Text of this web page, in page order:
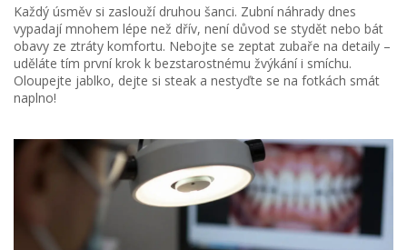
Každý úsměv si zaslouží druhou šanci. Zubní náhrady dnes
vypadají mnohem lépe než dřív, není důvod se stydět nebo bát
obavy ze ztráty komfortu. Nebojte se zeptat zubaře na detaily –
uděláte tím první krok k bezstarostnému žvýkání i smíchu.
Oloupejte jablko, dejte si steak a nestyďte se na fotkách smát
naplno!